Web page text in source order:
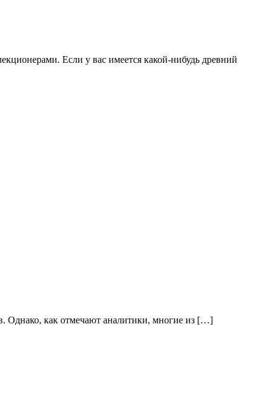
Если у вас имеется какой-нибудь древний
Однако, как отмечают аналитики, многие из […]